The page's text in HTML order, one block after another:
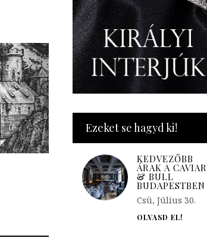
Ezeket se hagyd ki!
KEDVEZŐBB
ÁRAK A CAVIAR
& BULL
BUDAPESTBEN
Csü, Július 30.
OLVASD EL!